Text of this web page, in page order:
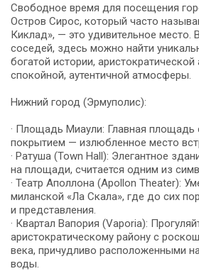
Свободное время для посещения
Остров Сирос, который часто
Киклад», — это удивительное место.
соседей, здесь можно найти
богатой истории, аристократической
спокойной, аутентичной атмосферы.
Нижний город (Эрмуполис):
· Площадь Миаули: Главная
покрытием — излюбленное место
· Ратуша (Town Hall): Элегантное
на площади, считается одним из
· Театр Аполлона (Apollon Theater):
миланской «Ла Скала», где до сих
и представления.
· Квартал Вапория (Vaporia):
аристократическому району с
века, причудливо расположенными
воды.